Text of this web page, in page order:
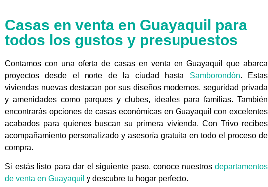
Casas en venta en Guayaquil para
todos los gustos y presupuestos
Contamos con una oferta de casas en venta en Guayaquil que abarca
proyectos desde el norte de la ciudad hasta Samborondón. Estas
viviendas nuevas destacan por sus diseños modernos, seguridad privada
y amenidades como parques y clubes, ideales para familias. También
encontrarás opciones de casas económicas en Guayaquil con excelentes
acabados para quienes buscan su primera vivienda. Con Trivo recibes
acompañamiento personalizado y asesoría gratuita en todo el proceso de
compra.
Si estás listo para dar el siguiente paso, conoce nuestrosdepartamentos
de venta en Guayaquil y descubre tu hogar perfecto.